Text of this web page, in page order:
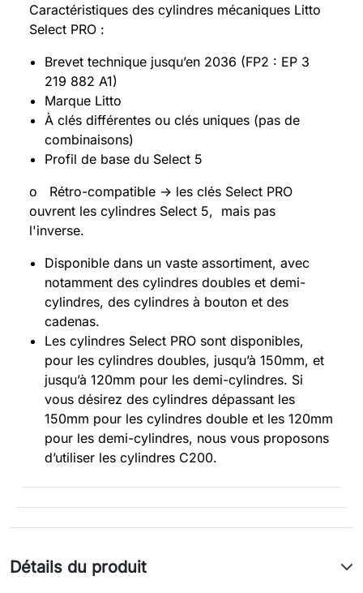
Caractéristiques des cylindres mécaniques Litto
Select PRO :
Brevet technique jusqu’en 2036 (FP2 : EP 3
219 882 A1)
Marque Litto
À clés différentes ou clés uniques (pas de
combinaisons)
Profil de base du Select 5
o Rétro-compatible -> les clés Select PRO
ouvrent les cylindres Select 5, mais pas
l'inverse.
Disponible dans un vaste assortiment, avec
notamment des cylindres doubles et demi-
cylindres, des cylindres à bouton et des
cadenas.
Les cylindres Select PRO sont disponibles,
pour les cylindres doubles, jusqu’à 150mm, et
jusqu’à 120mm pour les demi-cylindres. Si
vous désirez des cylindres dépassant les
150mm pour les cylindres double et les 120mm
pour les demi-cylindres, nous vous proposons
d’utiliser les cylindres C200.
Détails du produit